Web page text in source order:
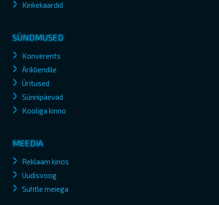
Kinkekaardid
SÜNDMUSED
Konverents
Ärikliendile
Üritused
Sünnipäevad
Kooliga kinno
MEEDIA
Reklaam kinos
Uudisvoog
Suhtle meiega